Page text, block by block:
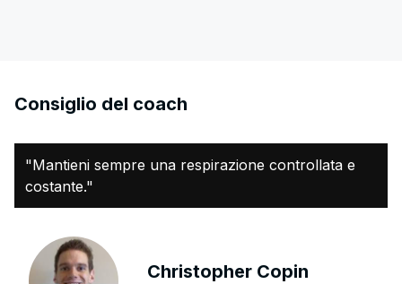
Consiglio del coach
"Mantieni sempre una respirazione controllata e
costante."
Christopher Copin